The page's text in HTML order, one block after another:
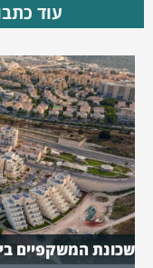
עוד
שכונת המשקפיים